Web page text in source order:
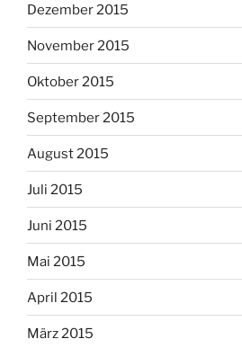
Dezember 2015
November 2015
Oktober 2015
September 2015
August 2015
Juli 2015
Juni 2015
Mai 2015
April 2015
März 2015